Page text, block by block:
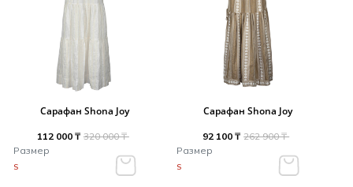
Сарафан Shona Joy
112 000 ₸ 320 000 ₸
Размер
S
Сарафан Shona Joy
92 100 ₸ 262 900 ₸
Размер
S